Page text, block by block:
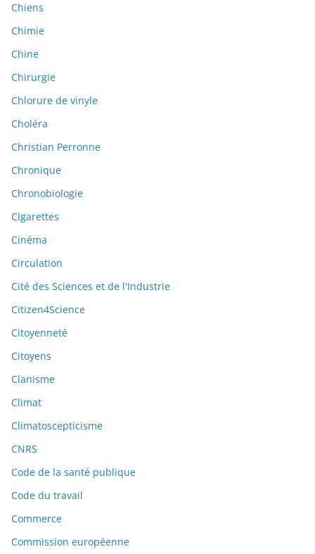
Chiens
Chimie
Chine
Chirurgie
Chlorure de vinyle
Choléra
Christian Perronne
Chronique
Chronobiologie
Cigarettes
Cinéma
Circulation
Cité des Sciences et de l'Industrie
Citizen4Science
Citoyenneté
Citoyens
Clanisme
Climat
Climatoscepticisme
CNRS
Code de la santé publique
Code du travail
Commerce
Commission européenne